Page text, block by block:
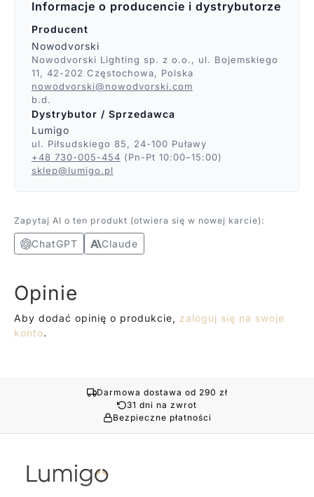
Informacje o producencie i dystrybutorze
Producent
Nowodvorski
Nowodvorski Lighting sp. z o.o., ul. Bojemskiego
11, 42-202 Częstochowa, Polska
nowodvorski@nowodvorski.com
b.d.
Dystrybutor / Sprzedawca
Lumigo
ul. Piłsudskiego 85, 24-100 Puławy
+48 730-005-454 (Pn-Pt 10:00–15:00)
sklep@lumigo.pl
Zapytaj AI o ten produkt (otwiera się w nowej karcie):
ChatGPT Claude
Opinie
Aby dodać opinię o produkcie, zaloguj się na swoje
konto.
Darmowa dostawa od 290 zł
31 dni na zwrot
Bezpieczne płatności